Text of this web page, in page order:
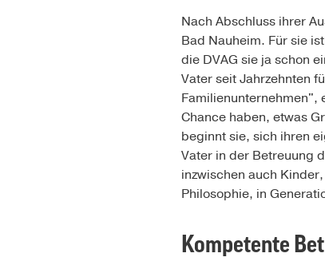
Nach Abschluss ihrer
Bad Nauheim. Für sie
die DVAG sie ja schon
Vater seit Jahrzehnten
Familienunternehmen",
Chance haben, etwas
beginnt sie, sich ihren
Vater in der Betreuung
inzwischen auch
Philosophie, in
Kompetente